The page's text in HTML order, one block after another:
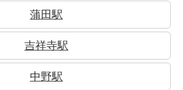
蒲田駅
吉祥寺駅
中野駅